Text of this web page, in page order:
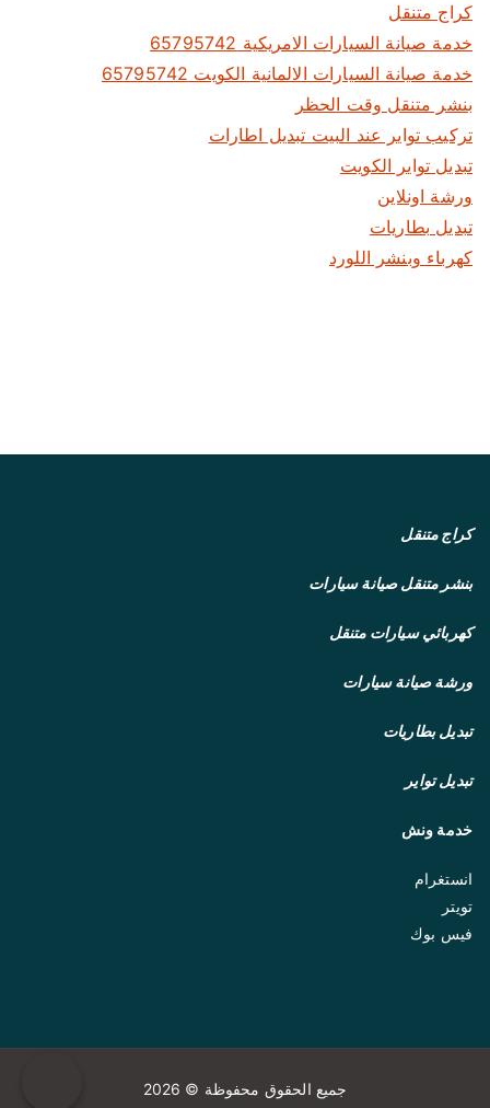
كراج متنقل
خدمة صيانة السيارات الامريكية 65795742
خدمة صيانة السيارات الالمانية الكويت 65795742
بنشر متنقل وقت الحظر
تركيب تواير عند البيت تبديل اطارات
تبديل تواير الكويت
ورشة اونلاين
تبديل بطاريات
كهرباء وبنشر اللورد
كراج متنقل
بنشر متنقلصيانة سيارات
كهربائي سيارات متنقل
ورشة صيانة سيارات
تبديل بطاريات
تبديل تواير
خدمة ونش
انستغرام
تويتر
فيس بوك
جميع الحقوق محفوظة © 2026